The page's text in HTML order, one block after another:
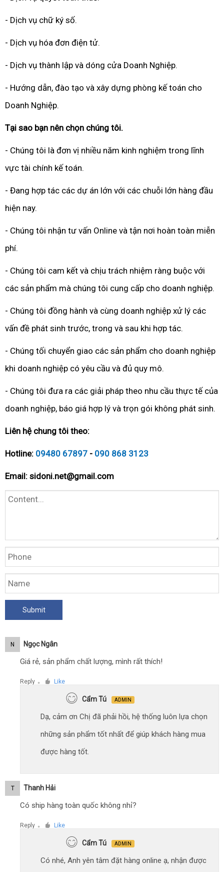
- Dịch vụ chữ ký số.
- Dịch vụ hóa đơn điện tử.
- Dịch vụ thành lập và dóng cửa Doanh Nghiệp.
- Hướng dẫn, đào tạo và xây dựng phòng kế toán cho
Doanh Nghiệp.
Tại sao bạn nên chọn chúng tôi.
- Chúng tôi là đơn vị nhiều năm kinh nghiệm trong lĩnh
vực tài chính kế toán.
- Đang hợp tác các dự án lớn với các chuỗi lớn hàng đầu
hiện nay.
- Chúng tôi nhận tư vấn Online và tận nơi hoàn toàn miễn
phí.
- Chúng tôi cam kết và chịu trách nhiệm ràng buộc với
các sản phẩm mà chúng tôi cung cấp cho doanh nghiệp.
- Chúng tôi đồng hành và cùng doanh nghiệp xử lý các
vấn đề phát sinh trước, trong và sau khi hợp tác.
- Chúng tối chuyển giao các sản phẩm cho doanh nghiệp
khi doanh nghiệp có yêu cầu và đủ quy mô.
- Chúng tôi đưa ra các giải pháp theo nhu cầu thực tế của
doanh nghiệp, báo giá hợp lý và trọn gói không phát sinh.
Liên hệ chung tôi theo:
Hotline: 09480 67897 - 090 868 3123
Email: sidoni.net@gmail.com
N Ngọc Ngân
Giá rẻ, sản phẩm chất lượng, mình rất thích!
Reply ● Like
Cẩm Tú ADMIN
Dạ, cảm ơn Chị đã phải hồi, hệ thống luôn lựa chọn
những sản phẩm tốt nhất để giúp khách hàng mua
được hàng tốt.
T Thanh Hải
Có ship hàng toàn quốc không nhỉ?
Reply ● Like
Cẩm Tú ADMIN
Có nhé, Anh yên tâm đặt hàng online ạ, nhận được